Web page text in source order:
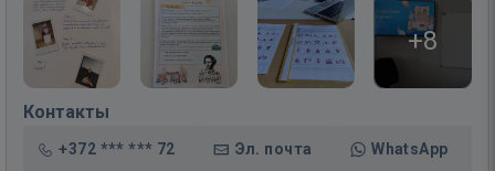
+8
Контакты
+372 *** *** 72 Эл. почта WhatsApp